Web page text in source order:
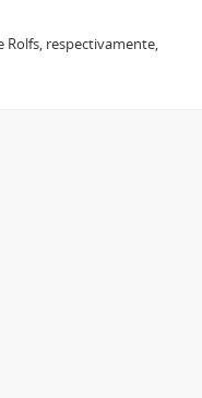
Rolfs, respectivamente,